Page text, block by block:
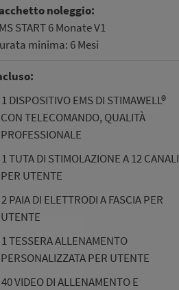
noleggio:
START 6 Monate V1
minima: 6 Mesi
1 DISPOSITIVO EMS DI STIMAWELL®
CON TELECOMANDO, QUALITÀ
PROFESSIONALE
1 TUTA DI STIMOLAZIONE A 12 CANALI
PER UTENTE
2 PAIA DI ELETTRODI A FASCIA PER
UTENTE
1 TESSERA ALLENAMENTO
PERSONALIZZATA PER UTENTE
40 VIDEO DI ALLENAMENTO E